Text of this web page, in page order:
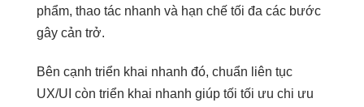
phẩm, thao tác nhanh và hạn chế tối đa các bước
gây cản trở.
Bên cạnh triển khai nhanh đó, chuẩn liên tục
UX/UI còn triển khai nhanh giúp tối tối ưu chi ưu